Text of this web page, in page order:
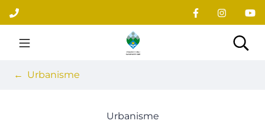
Aller
au
contenu
Site officiel du village
Urbanisme
Urbanisme